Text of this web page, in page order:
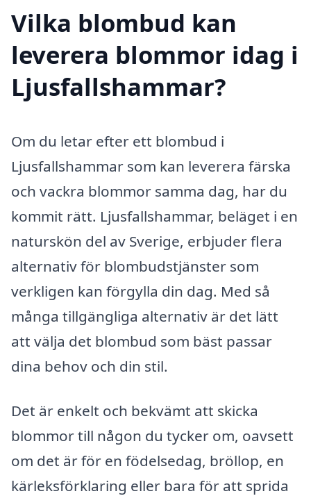
Vilka blombud kan
leverera blommor idag i
Ljusfallshammar?
Om du letar efter ett blombud i
Ljusfallshammar som kan leverera färska
och vackra blommor samma dag, har du
kommit rätt. Ljusfallshammar, beläget i en
naturskön del av Sverige, erbjuder flera
alternativ för blombudstjänster som
verkligen kan förgylla din dag. Med så
många tillgängliga alternativ är det lätt
att välja det blombud som bäst passar
dina behov och din stil.
Det är enkelt och bekvämt att skicka
blommor till någon du tycker om, oavsett
om det är för en födelsedag, bröllop, en
kärleksförklaring eller bara för att sprida